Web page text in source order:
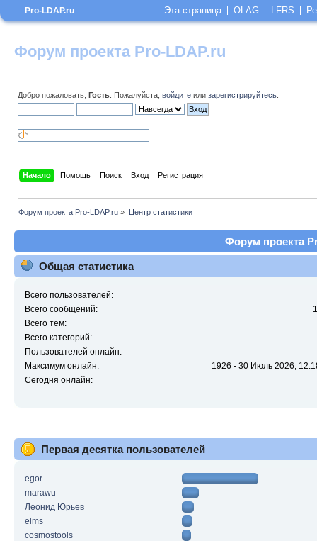
Форум проекта Pro-LDAP.ru
Добро пожаловать, Гость . Пожалуйста, войдите или зарегистрируйтесь
Начало Помощь Поиск Вход Регистрация
Форум проекта Pro-LDAP.ru » Центр статистики
Форум проекта
Общая статистика
Всего пользователей:
Всего сообщений:
Всего тем:
Всего категорий:
Пользователей онлайн:
Максимум онлайн:
1926 - 30 Июль 2026,
Сегодня онлайн:
Первая десятка пользователей
egor
marawu
Леонид Юрьев
elms
cosmostools
Pro-LDAP.ru Эта страница OLAG LFRS